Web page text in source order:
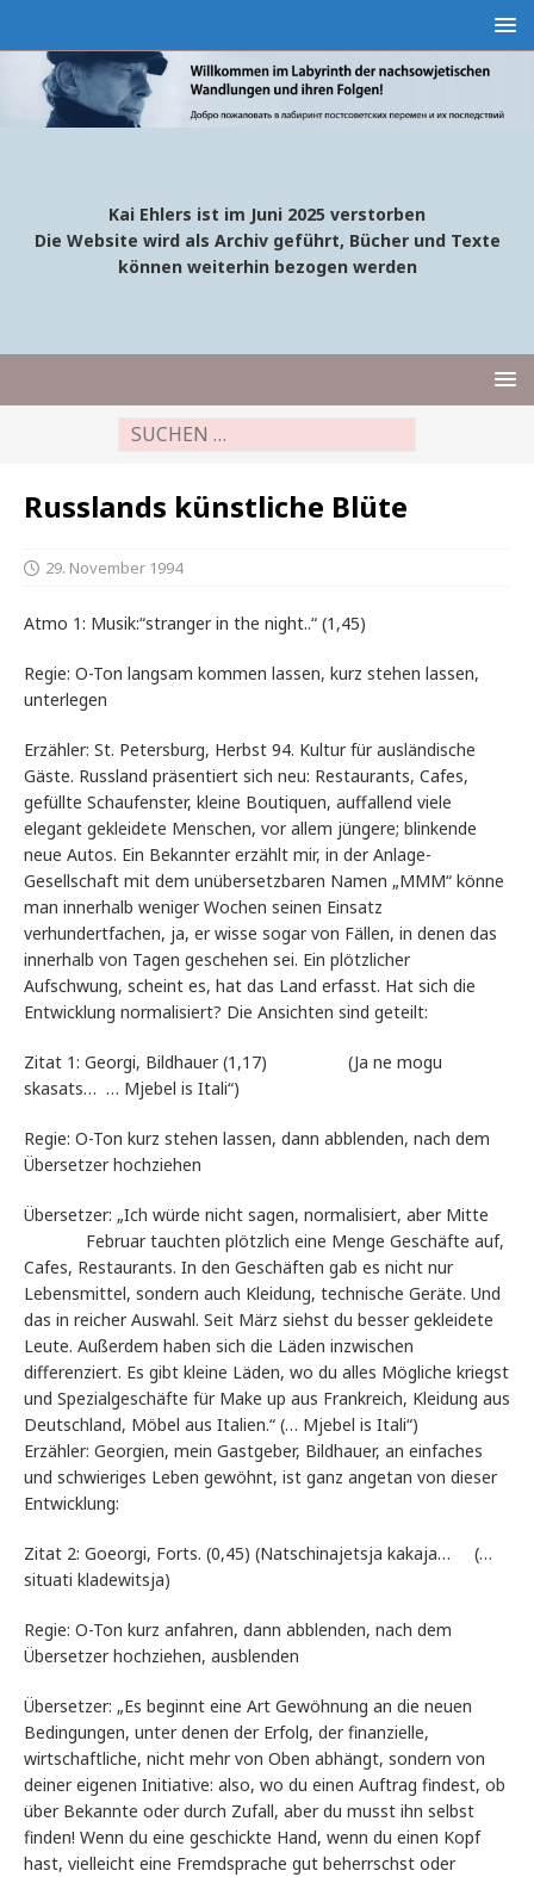
Kai Ehlers ist im Juni 2025 verstorben
Die Website wird als Archiv geführt, Bücher und Texte
können weiterhin bezogen werden
Russlands künstliche Blüte
29. November 1994
Atmo 1: Musik:“stranger in the night..“ (1,45)
Regie: O-Ton langsam kommen lassen, kurz stehen lassen,
unterlegen
Erzähler: St. Petersburg, Herbst 94. Kultur für ausländische
Gäste. Russland präsentiert sich neu: Restaurants, Cafes,
gefüllte Schaufenster, kleine Boutiquen, auffallend viele
elegant gekleidete Menschen, vor allem jüngere; blinkende
neue Autos. Ein Bekannter erzählt mir, in der Anlage-
Gesellschaft mit dem unübersetzbaren Namen „MMM“ könne
man innerhalb weniger Wochen seinen Einsatz
verhundertfachen, ja, er wisse sogar von Fällen, in denen das
innerhalb von Tagen geschehen sei. Ein plötzlicher
Aufschwung, scheint es, hat das Land erfasst. Hat sich die
Entwicklung normalisiert? Die Ansichten sind geteilt:
Zitat 1: Georgi, Bildhauer (1,17) (Ja ne mogu
skasats… … Mjebel is Itali“)
Regie: O-Ton kurz stehen lassen, dann abblenden, nach dem
Übersetzer hochziehen
Übersetzer: „Ich würde nicht sagen, normalisiert, aber Mitte
Februar tauchten plötzlich eine Menge Geschäfte auf,
Cafes, Restaurants. In den Geschäften gab es nicht nur
Lebensmittel, sondern auch Kleidung, technische Geräte. Und
das in reicher Auswahl. Seit März siehst du besser gekleidete
Leute. Außerdem haben sich die Läden inzwischen
differenziert. Es gibt kleine Läden, wo du alles Mögliche kriegst
und Spezialgeschäfte für Make up aus Frankreich, Kleidung aus
Deutschland, Möbel aus Italien.“ (… Mjebel is Itali“)
Erzähler: Georgien, mein Gastgeber, Bildhauer, an einfaches
und schwieriges Leben gewöhnt, ist ganz angetan von dieser
Entwicklung:
Zitat 2: Goeorgi, Forts. (0,45) (Natschinajetsja kakaja… (…
situati kladewitsja)
Regie: O-Ton kurz anfahren, dann abblenden, nach dem
Übersetzer hochziehen, ausblenden
Übersetzer: „Es beginnt eine Art Gewöhnung an die neuen
Bedingungen, unter denen der Erfolg, der finanzielle,
wirtschaftliche, nicht mehr von Oben abhängt, sondern von
deiner eigenen Initiative: also, wo du einen Auftrag findest, ob
über Bekannte oder durch Zufall, aber du musst ihn selbst
finden! Wenn du eine geschickte Hand, wenn du einen Kopf
hast, vielleicht eine Fremdsprache gut beherrschst oder